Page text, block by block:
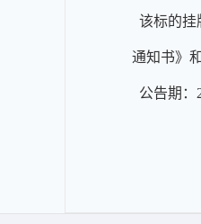
该标的挂
通知书》
公告期：